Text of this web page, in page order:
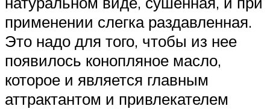
применении слегка раздавленная.
Это надо для того, чтобы из нее
появилось конопляное масло,
которое и является главным
аттрактантом и привлекателем